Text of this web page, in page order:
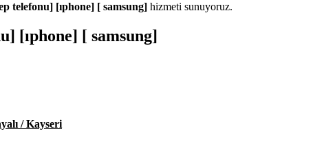
telefonu] [ıphone] [ samsung] hizmeti sunuyoruz.
[ıphone] [ samsung]
/ Kayseri